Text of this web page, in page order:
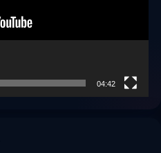
04:42